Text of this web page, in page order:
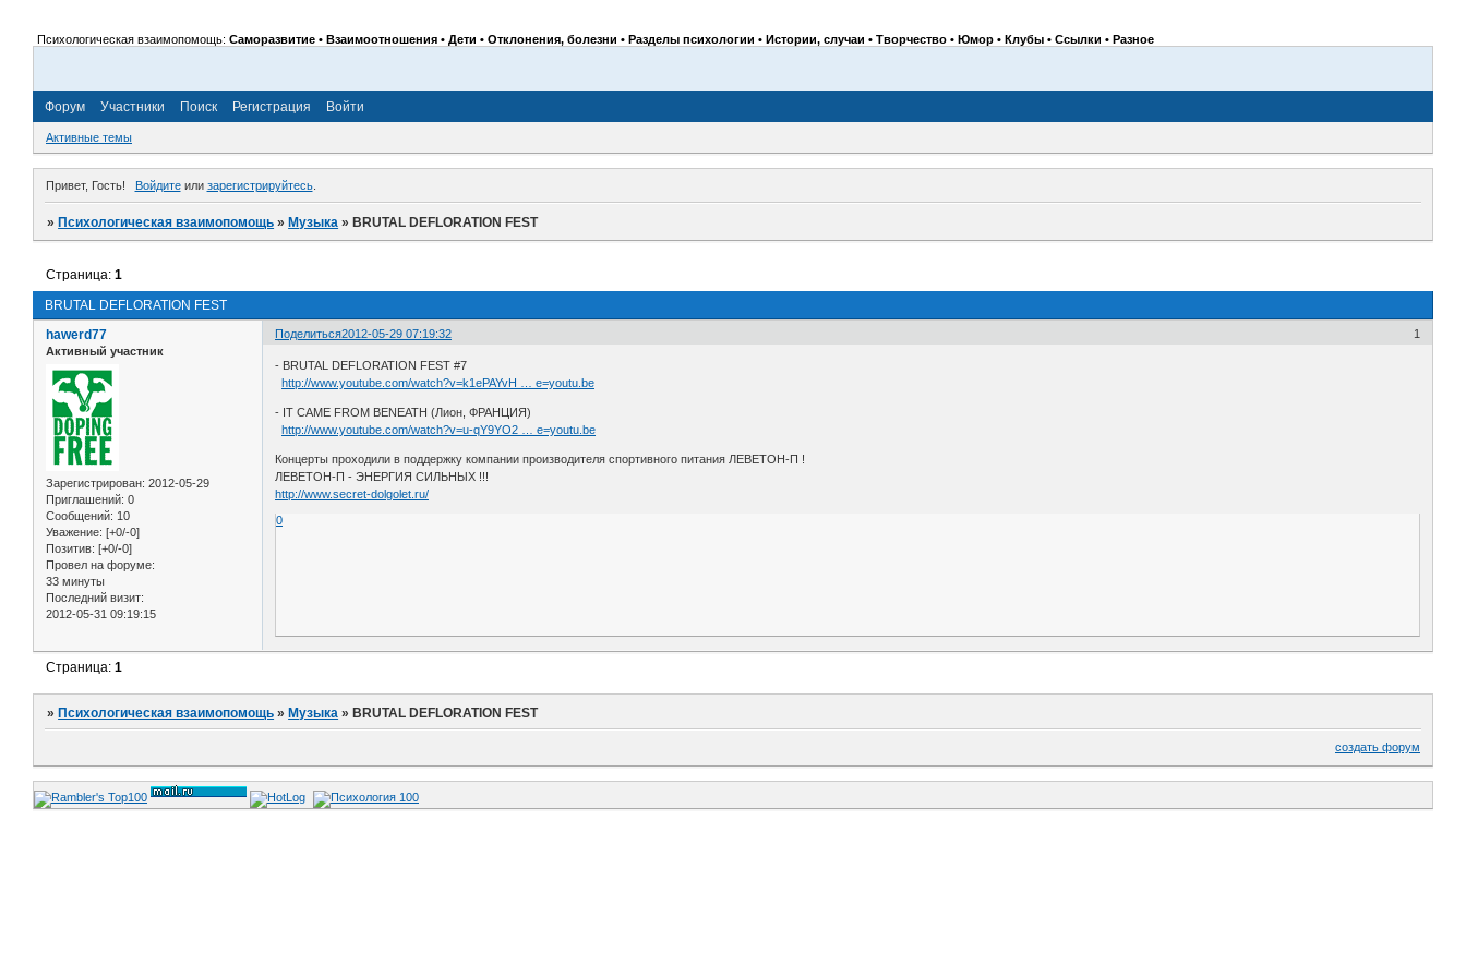
Психологическая взаимопомощь: Саморазвитие • Взаимоотношения • Дети • Отклонения, болезни • Разделы психологии • Истории, случаи • Творчество • Юмор • Клубы • Ссылки • Разное
Форум Участники Поиск Регистрация Войти
Активные темы
Привет, Гость! Войдитеили зарегистрируйтесь.
»Психологическая взаимопомощь »Музыка »BRUTAL DEFLORATION FEST
BRUTAL DEFLORATION FEST
Страница:1
Поделиться 1
2012-05-29 07:19:32
hawerd77
Активный участник
Зарегистрирован: 2012-05-29
Приглашений: 0
Сообщений: 10
Уважение: [+0/-0]
Позитив: [+0/-0]
Провел на форуме:
33 минуты
Последний визит:
2012-05-31 09:19:15
- BRUTAL DEFLORATION FEST #7
http://www.youtube.com/watch?v=k1ePAYvH … e=youtu.be
- IT CAME FROM BENEATH (Лион, ФРАНЦИЯ)
http://www.youtube.com/watch?v=u-qY9YO2 … e=youtu.be
Концерты проходили в поддержку компании производителя спортивного питания ЛЕВЕТОН-П !
ЛЕВЕТОН-П - ЭНЕРГИЯ СИЛЬНЫХ !!!
http://www.secret-dolgolet.ru/
0
Страница:1
»Психологическая взаимопомощь »Музыка »BRUTAL DEFLORATION FEST
создать форум